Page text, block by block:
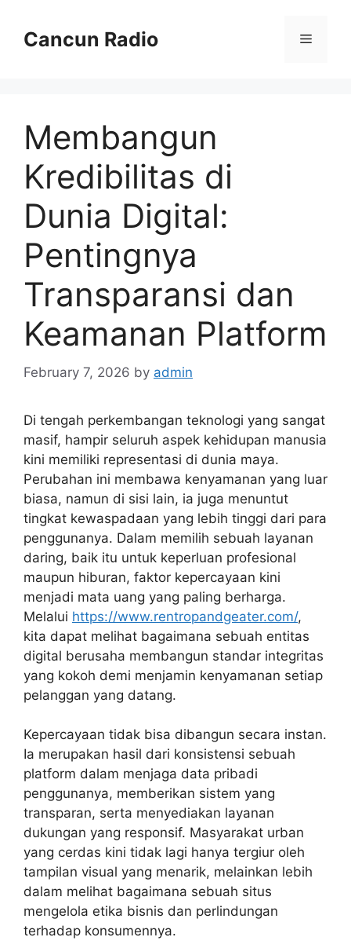
contentCancun Radio Menu
Membangun
Kredibilitas di
Dunia Digital:
Pentingnya
Transparansi dan
Keamanan Platform
February 7, 2026 by admin
Di tengah perkembangan teknologi yang sangat
masif, hampir seluruh aspek kehidupan manusia
kini memiliki representasi di dunia maya.
Perubahan ini membawa kenyamanan yang luar
biasa, namun di sisi lain, ia juga menuntut
tingkat kewaspadaan yang lebih tinggi dari para
penggunanya. Dalam memilih sebuah layanan
daring, baik itu untuk keperluan profesional
maupun hiburan, faktor kepercayaan kini
menjadi mata uang yang paling berharga.
Melalui https://www.rentropandgeater.com/,
kita dapat melihat bagaimana sebuah entitas
digital berusaha membangun standar integritas
yang kokoh demi menjamin kenyamanan setiap
pelanggan yang datang.
Kepercayaan tidak bisa dibangun secara instan.
Ia merupakan hasil dari konsistensi sebuah
platform dalam menjaga data pribadi
penggunanya, memberikan sistem yang
transparan, serta menyediakan layanan
dukungan yang responsif. Masyarakat urban
yang cerdas kini tidak lagi hanya tergiur oleh
tampilan visual yang menarik, melainkan lebih
dalam melihat bagaimana sebuah situs
mengelola etika bisnis dan perlindungan
terhadap konsumennya.